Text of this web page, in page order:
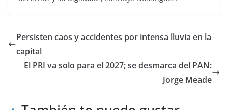
Persisten caos y accidentes por intensa lluvia en la
capital
El PRI va solo para el 2027; se desmarca del PAN:
Jorge Meade